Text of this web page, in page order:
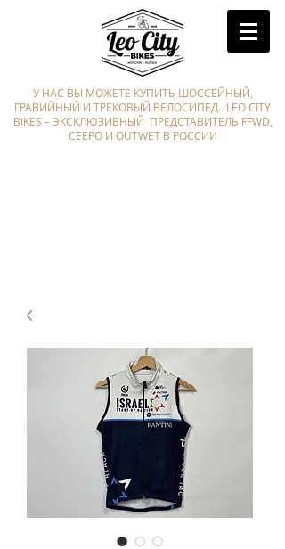
У НАС ВЫ МОЖЕТЕ КУПИТЬ ШОССЕЙНЫЙ,
ГРАВИЙНЫЙ И ТРЕКОВЫЙ ВЕЛОСИПЕД. LEO CITY
BIKES – ЭКСКЛЮЗИВНЫЙ ПРЕДСТАВИТЕЛЬ FFWD,
CEEPO И OUTWET В РОССИИ